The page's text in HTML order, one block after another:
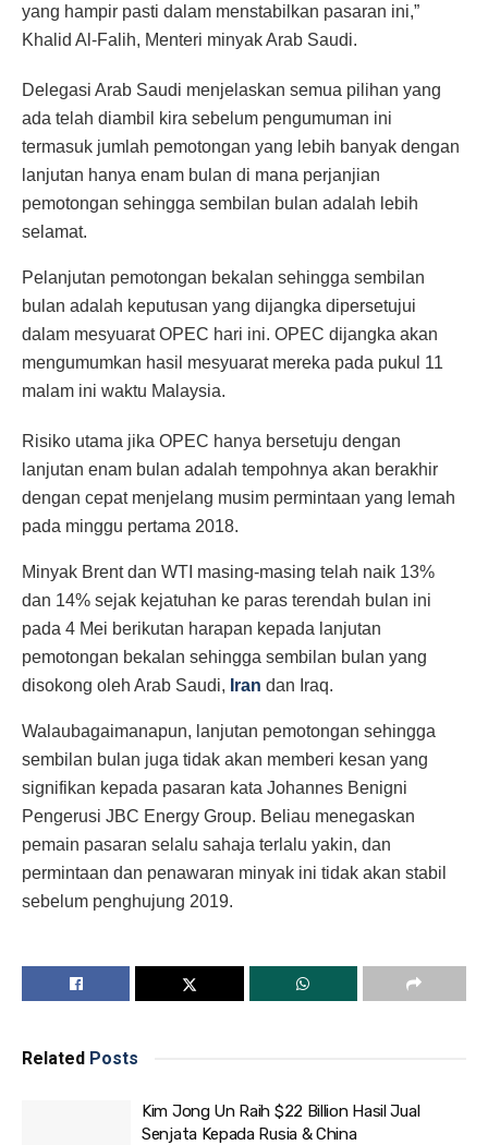
yang hampir pasti dalam menstabilkan pasaran ini,”
Khalid Al-Falih, Menteri minyak Arab Saudi.
Delegasi Arab Saudi menjelaskan semua pilihan yang
ada telah diambil kira sebelum pengumuman ini
termasuk jumlah pemotongan yang lebih banyak dengan
lanjutan hanya enam bulan di mana perjanjian
pemotongan sehingga sembilan bulan adalah lebih
selamat.
Pelanjutan pemotongan bekalan sehingga sembilan
bulan adalah keputusan yang dijangka dipersetujui
dalam mesyuarat OPEC hari ini. OPEC dijangka akan
mengumumkan hasil mesyuarat mereka pada pukul 11
malam ini waktu Malaysia.
Risiko utama jika OPEC hanya bersetuju dengan
lanjutan enam bulan adalah tempohnya akan berakhir
dengan cepat menjelang musim permintaan yang lemah
pada minggu pertama 2018.
Minyak Brent dan WTI masing-masing telah naik 13%
dan 14% sejak kejatuhan ke paras terendah bulan ini
pada 4 Mei berikutan harapan kepada lanjutan
pemotongan bekalan sehingga sembilan bulan yang
disokong oleh Arab Saudi, Iran dan Iraq.
Walaubagaimanapun, lanjutan pemotongan sehingga
sembilan bulan juga tidak akan memberi kesan yang
signifikan kepada pasaran kata Johannes Benigni
Pengerusi JBC Energy Group. Beliau menegaskan
pemain pasaran selalu sahaja terlalu yakin, dan
permintaan dan penawaran minyak ini tidak akan stabil
sebelum penghujung 2019.
Related Posts
Kim Jong Un Raih $22 Billion Hasil Jual
Senjata Kepada Rusia & China